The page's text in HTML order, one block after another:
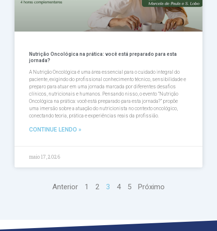
Nutrição Oncológica na prática: você está preparado para esta
jornada?
A Nutrição Oncológica é uma área essencial para o cuidado integral do
paciente, exigindo do profissional conhecimento técnico, sensibilidade e
preparo para atuar em uma jornada marcada por diferentes desafios
clínicos, nutricionais e humanos. Pensando nisso, o evento ”Nutrição
Oncológica na prática: você está preparado para esta jornada?” propõe
uma imersão sobre a atuação do nutricionista no contexto oncológico,
conectando teoria, prática e experiências reais da profissião.
CONTINUE LENDO »
maio 17, 2026
Anterior 1 2 3 4 5 Próximo